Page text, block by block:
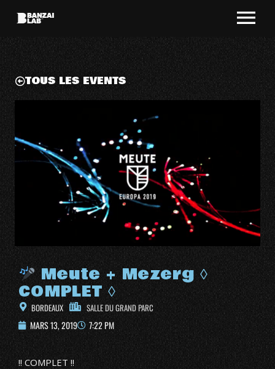
TOUS LES EVENTS
Meute + Mezerg ◊
COMPLET ◊
BORDEAUX SALLE DU GRAND PARC
MARS 13, 2019 7:22 PM
!! COMPLET !!